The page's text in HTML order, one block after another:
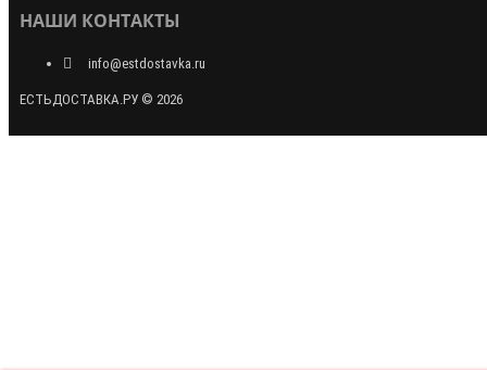
НАШИ КОНТАКТЫ
info@estdostavka.ru
ЕСТЬДОСТАВКА.РУ © 2026